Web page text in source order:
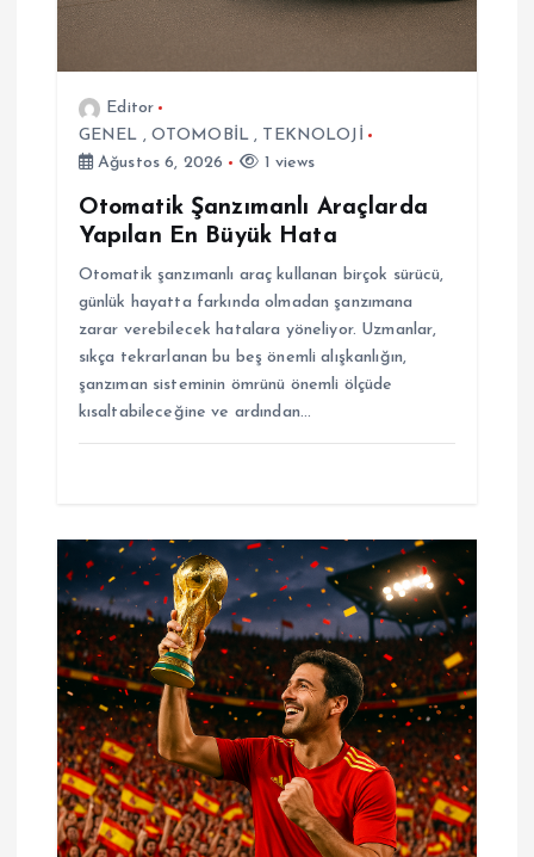
Editor
GENEL , OTOMOBİL , TEKNOLOJİ
Ağustos 6, 2026
1 views
Otomatik Şanzımanlı Araçlarda
Yapılan En Büyük Hata
Otomatik şanzımanlı araç kullanan birçok sürücü,
günlük hayatta farkında olmadan şanzımana
zarar verebilecek hatalara yöneliyor. Uzmanlar,
sıkça tekrarlanan bu beş önemli alışkanlığın,
şanzıman sisteminin ömrünü önemli ölçüde
kısaltabileceğine ve ardından…